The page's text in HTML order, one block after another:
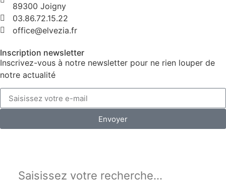
89300 Joigny
03.86.72.15.22
office@elvezia.fr
Inscription newsletter
Inscrivez-vous à notre newsletter pour ne rien louper de
notre actualité
Envoyer